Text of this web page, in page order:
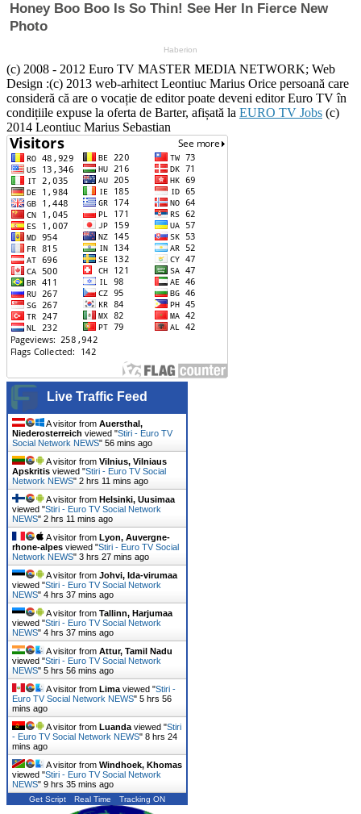
(c) 2008 - 2012 Euro TV MASTER MEDIA NETWORK; Web
Design :(c) 2013 web-arhitect Leontiuc Marius Orice persoană care
consideră că are o vocație de editor poate deveni editor Euro TV în
condițiile expuse la oferta de Barter, afișată la EURO TV Jobs (c)
2014 Leontiuc Marius Sebastian
Live Traffic Feed
A visitor from Auersthal,
Niederosterreich viewed "Stiri - Euro TV
Social Network NEWS" 56 mins ago
A visitor from Vilnius, Vilniaus
Apskritis viewed "Stiri - Euro TV Social
Network NEWS" 2 hrs 11 mins ago
A visitor from Helsinki, Uusimaa
viewed "Stiri - Euro TV Social Network
NEWS" 2 hrs 11 mins ago
A visitor from Lyon, Auvergne-
rhone-alpes viewed "Stiri - Euro TV Social
Network NEWS" 3 hrs 27 mins ago
A visitor from Johvi, Ida-virumaa
viewed "Stiri - Euro TV Social Network
NEWS" 4 hrs 37 mins ago
A visitor from Tallinn, Harjumaa
viewed "Stiri - Euro TV Social Network
NEWS" 4 hrs 37 mins ago
A visitor from Attur, Tamil Nadu
viewed "Stiri - Euro TV Social Network
NEWS" 5 hrs 56 mins ago
A visitor from Lima viewed "Stiri -
Euro TV Social Network NEWS" 5 hrs 56
mins ago
A visitor from Luanda viewed "Stiri
- Euro TV Social Network NEWS" 8 hrs 24
mins ago
A visitor from Windhoek, Khomas
viewed "Stiri - Euro TV Social Network
NEWS" 9 hrs 35 mins ago
Get Script Real Time Tracking ON